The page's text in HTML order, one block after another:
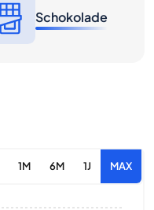
Schokolade
1M 6M 1J MAX